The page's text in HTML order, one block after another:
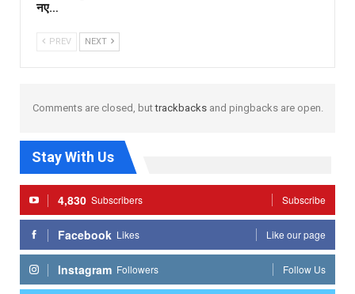
नए…
PREV NEXT
Comments are closed, buttrackbacksand pingbacks are open.
Stay With Us
4,830 Subscribers Subscribe
Facebook Likes Like our page
Instagram Followers Follow Us